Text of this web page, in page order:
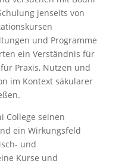
jenseits von
und Programme
ein Verständnis für
Praxis, Nutzen und
im Kontext säkularer
College seinen
ein Wirkungsfeld
und
Kurse und